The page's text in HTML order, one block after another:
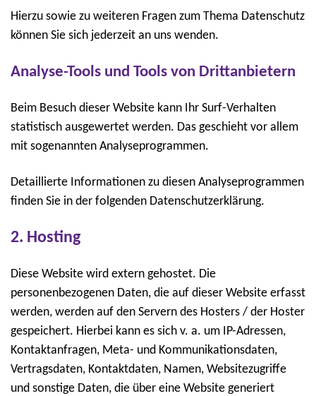
Hierzu sowie zu weiteren Fragen zum Thema Datenschutz
können Sie sich jederzeit an uns wenden.
Analyse-Tools und Tools von Drittanbietern
Beim Besuch dieser Website kann Ihr Surf-Verhalten
statistisch ausgewertet werden. Das geschieht vor allem
mit sogenannten Analyseprogrammen.
Detaillierte Informationen zu diesen Analyseprogrammen
finden Sie in der folgenden Datenschutzerklärung.
2. Hosting
Diese Website wird extern gehostet. Die
personenbezogenen Daten, die auf dieser Website erfasst
werden, werden auf den Servern des Hosters / der Hoster
gespeichert. Hierbei kann es sich v. a. um IP-Adressen,
Kontaktanfragen, Meta- und Kommunikationsdaten,
Vertragsdaten, Kontaktdaten, Namen, Websitezugriffe
und sonstige Daten, die über eine Website generiert